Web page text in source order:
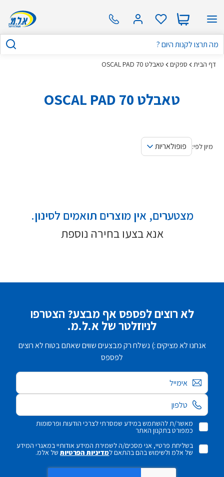
דף הבית ספקים טאבלט OSCAL PAD 70
טאבלט OSCAL PAD 70
מיון לפי: פופולאריות
מצטערים, אין מוצרים תואמים לסינון.
אנא בצעו בחירה נוספת
לא רוצים לפספס אף מבצע? הצטרפו
לניוזלטר של א.ל.מ.
אנחנו לא מציקים :) נשלח רק מבצעים שווים שאתם בטוח לא רוצים
לפספס
אימייל
מאשר/ת להשתמש במידע שמסרתי לצרכי הודעות ופרסומות
כמפורט בתקנון האתר
בשליחת פרטיי, אני מסכים/ה לשמירת המידע אודותיי במאגרי המידע
של אלמ ולשימוש בהם בהתאם למדיניות הפרטיותשל אלמ.